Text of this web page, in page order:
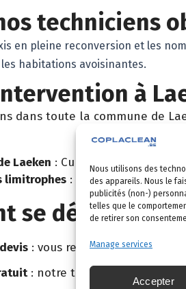
Nous utilisons des
des appareils. Nous le
publicités (non-)
telles que le
de retirer son
Manage services
Accepter
techniciens
en pleine reconversion et les
habitations avoisinantes.
à
dans toute la commune de
Laeken : Cureghem, Scheut,
limitrophes : Molenbeek-Saint-
se déroule
: vous remplissez le
: notre technicien vient